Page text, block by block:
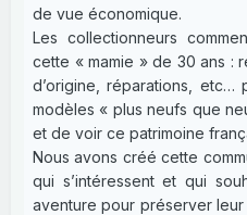
de vue économique.
Les collectionneurs
cette « mamie » de 30 ans :
d’origine, réparations, etc…
modèles « plus neufs que
et de voir ce patrimoine
Nous avons créé cette
qui s’intéressent et qui
aventure pour préserver